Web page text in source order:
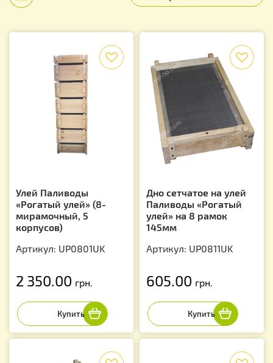
Улей Паливоды
«Рогатый улей» (8-
мирамочный, 5
корпусов)
Артикул: UP0801UK
2 350.00 грн.
Дно сетчатое на улей
Паливоды «Рогатый
улей» на 8 рамок
145мм
Артикул: UP0811UK
605.00 грн.